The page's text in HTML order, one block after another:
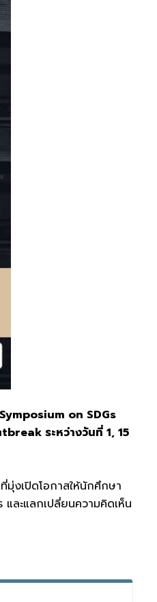
on SDGs
ระหว่างวันที่ 1, 15
งเปิดโอกาสให้นักศึกษา
ละแลกเปลี่ยนความคิดเห็น